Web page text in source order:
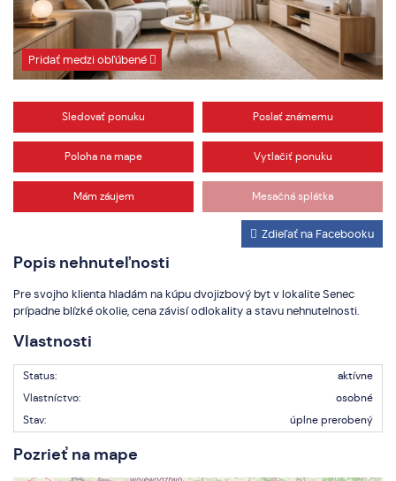
Pridať medzi obľúbené
Sledovať ponuku Poslať známemu
Poloha na mape Vytlačiť ponuku
Mám záujem Mesačná splátka
Popis nehnuteľnosti
Zdieľať na Facebooku
Pre svojho klienta hladám na kúpu dvojizbový byt v lokalite Senec
prípadne blízké okolie, cena závisí odlokality a stavu nehnutelnosti.
Vlastnosti
Status:
aktívne
Vlastníctvo:
osobné
Stav:
úplne prerobený
Pozrieť na mape